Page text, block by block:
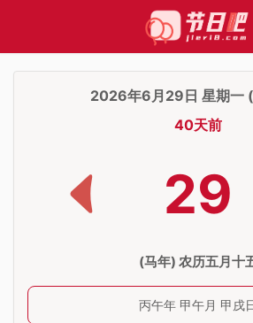
2026年6月29日 星期一
40天前
29
(马年) 农历五月十
丙午年 甲午月 甲戌